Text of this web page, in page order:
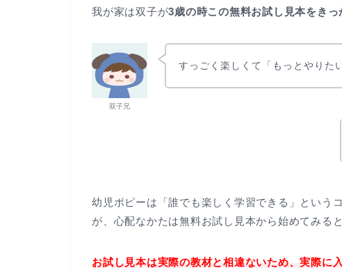
我が家は双子が3歳の時この無料お試し見本をき
双子兄
すっごく楽しくて「もっとやりた
幼児ポピーは「誰でも楽しく学習できる」という
が、心配なかたは無料お試し見本から始めてみる
お試し見本は実際の教材と相違ないため、実際に